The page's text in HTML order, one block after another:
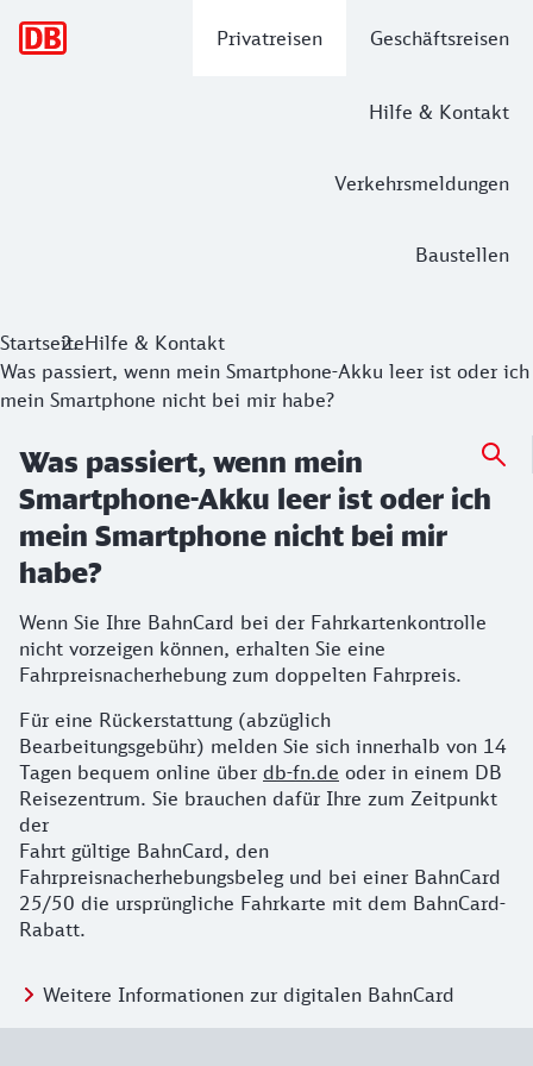
Privatreisen Geschäftsreisen
Hilfe & Kontakt
Verkehrsmeldungen
Baustellen
StartseiteHilfe & Kontakt
Was passiert, wenn mein Smartphone-Akku leer ist oder ich
mein Smartphone nicht bei mir habe?
Was passiert, wenn mein
Smartphone-Akku leer ist oder ich
mein Smartphone nicht bei mir
habe?
Wenn Sie Ihre BahnCard bei der Fahrkartenkontrolle
nicht vorzeigen können, erhalten Sie eine
Fahrpreisnacherhebung zum doppelten Fahrpreis.
Für eine Rückerstattung (abzüglich
Bearbeitungsgebühr) melden Sie sich innerhalb von 14
Tagen bequem online über db-fn.de oder in einem DB
Reisezentrum. Sie brauchen dafür Ihre zum Zeitpunkt
der
Fahrt gültige BahnCard, den
Fahrpreisnacherhebungsbeleg und bei einer BahnCard
25/50 die ursprüngliche Fahrkarte mit dem BahnCard-
Rabatt.
Weitere Informationen zur digitalen BahnCard